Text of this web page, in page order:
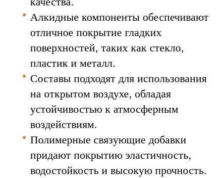
Алкидные компоненты обеспечивают
отличное покрытие гладких
поверхностей, таких как стекло,
пластик и металл.
Составы подходят для использования
на открытом воздухе, обладая
устойчивостью к атмосферным
воздействиям.
Полимерные связующие добавки
придают покрытию эластичность,
водостойкость и высокую прочность.